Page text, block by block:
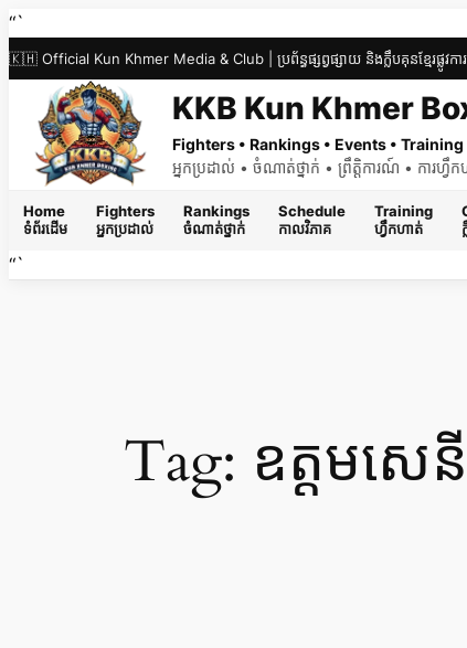
Skip
to
content
“`
🇰🇭 Official Kun Khmer Media & Club | ប្រព័ន្ធផ្សព្វផ្សាយ និងក្លឹបគុនខ្មែរផ្លូវការ
KKB Kun Khmer
Fighters • Rankings • Events •
អ្នកប្រដាល់ • ចំណាត់ថ្នាក់ • ព្រឹត្តិការណ៍ • ការហ្
Home
ទំព័រដើម
Fighters
អ្នកប្រដាល់
Rankings
ចំណាត់ថ្នាក់
Schedule
កាលវិភាគ
Training
ហ្វឹកហាត់
“`
Tag: ឧត្តមស